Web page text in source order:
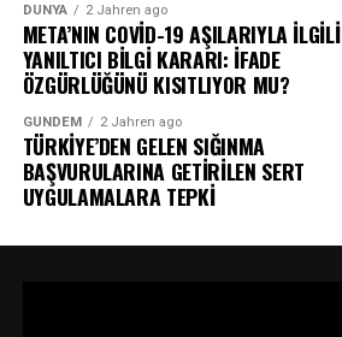
DÜNYA 2 Jahren ago
META’NIN COVİD-19 AŞILARIYLA İLGİLİ
YANILTICI BİLGİ KARARI: İFADE
ÖZGÜRLÜĞÜNÜ KISITLIYOR MU?
GÜNDEM 2 Jahren ago
TÜRKİYE’DEN GELEN SIĞINMA
BAŞVURULARINA GETİRİLEN SERT
UYGULAMALARA TEPKİ